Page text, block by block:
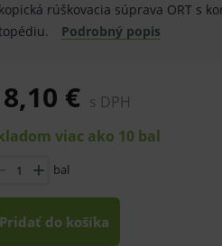
rúškovacia súprava ORT s
Podrobný popis
€ s DPH
viac ako 10 bal
bal
Pridať do košíka